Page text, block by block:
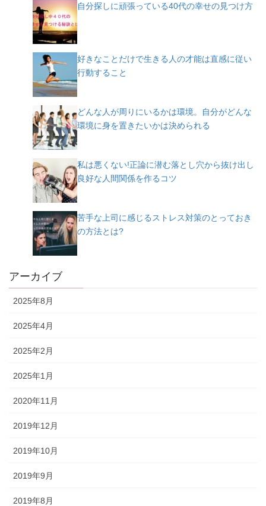
自分探しに頑張っている40代の幸せの見つけ方
好きなことだけで生きる人の才能は直感に従い
行動すること
どんな人が周りにいるかは環境。自分がどんな
環境に身を置きたいかは決められる
私は悪くない!正論に潜む落とし穴から抜け出し
良好な人間関係を作るコツ
苦手な上司に感じるストレス対策のとっておき
の方法とは?
アーカイブ
2025年8月
2025年4月
2025年2月
2025年1月
2020年11月
2019年12月
2019年10月
2019年9月
2019年8月